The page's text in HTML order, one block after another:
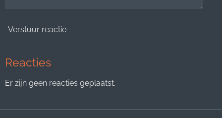
Verstuur reactie
Reacties
Er zijn geen reacties geplaatst.